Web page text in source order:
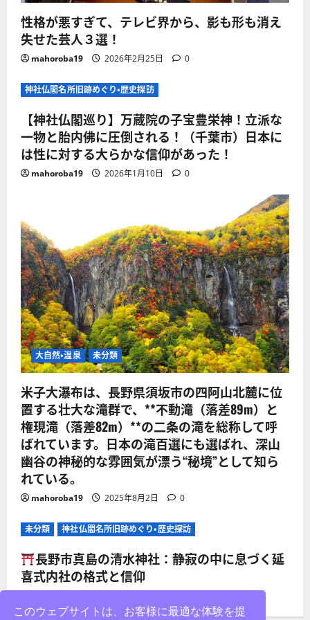
性格が悪すぎて、テレビ界から、影も形も消え
失せた芸人３選！
mahoroba19 2026年2月25日 0
神社仏閣名所旧跡めぐり・歴史探訪
【神社仏閣巡り】万蔵院の子宝豊栄神！立派な
一物と胎内佛に圧倒される！（千葉市）日本に
は性に対する大らかな信仰があった！
mahoroba19 2026年1月10日 0
大自然・温泉 未分類
米子大瀑布は、長野県須坂市の四阿山北麓に位
置する壮大な滝群で、**不動滝（落差89m）と
権現滝（落差82m）**の二条の滝を総称して呼
ばれています。日本の滝百選にも選ばれ、深山
幽谷の神秘的な雰囲気が漂う“秘境”として知ら
れている。
mahoroba19 2025年8月2日 0
未分類 神社仏閣名所旧跡めぐり・歴史探訪
長野市真島の清水神社：静寂の中に息づく延
喜式内社の格式と信仰
このウェブサイトは、お客様に最適な体験を提